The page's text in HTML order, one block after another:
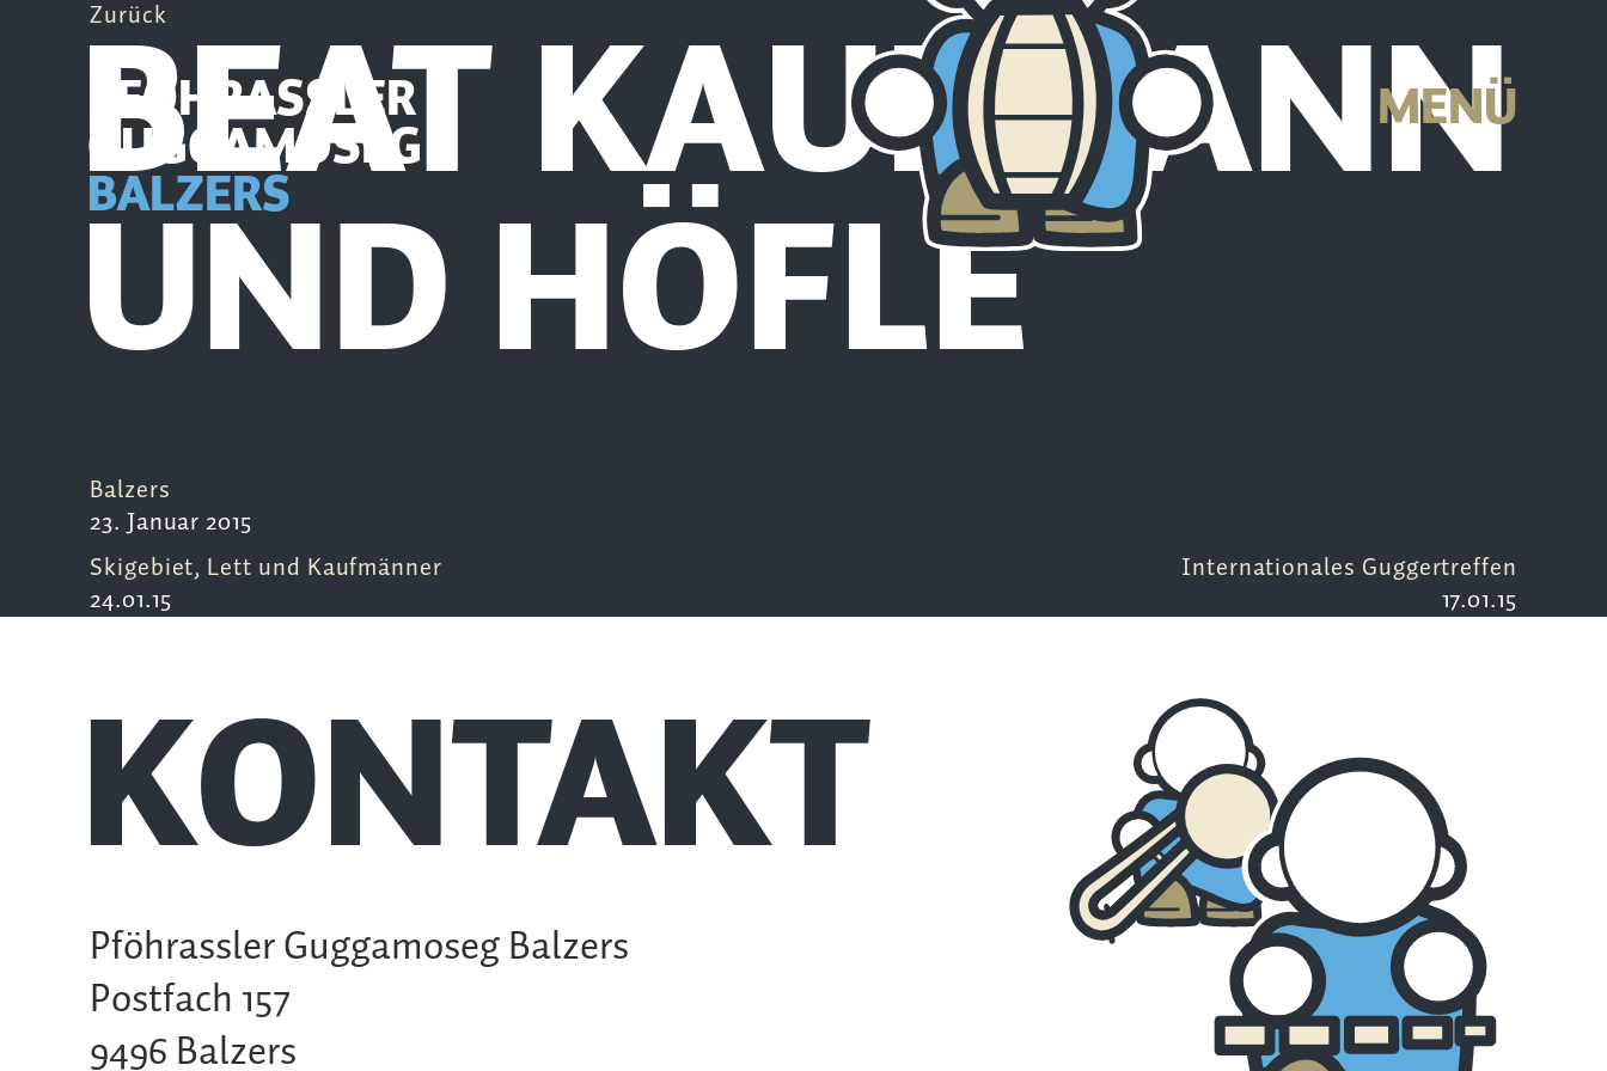
PFÖHRASSLER
GUGGAMOSEG
BALZERS
MENÜ
Zurück
BEAT KAUFMANN
UND HÖFLE
Balzers
23. Januar 2015
Skigebiet, Lett und Kaufmänner
24.01.15
Internationales Guggertreffen
17.01.15
KONTAKT
Pföhrassler Guggamoseg Balzers
Postfach 157
9496 Balzers